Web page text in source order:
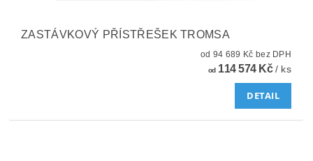
ZASTÁVKOVÝ PŘÍSTŘEŠEK TROMSA
od 94 689 Kč bez DPH
od114 574 Kč/ ks
DETAIL